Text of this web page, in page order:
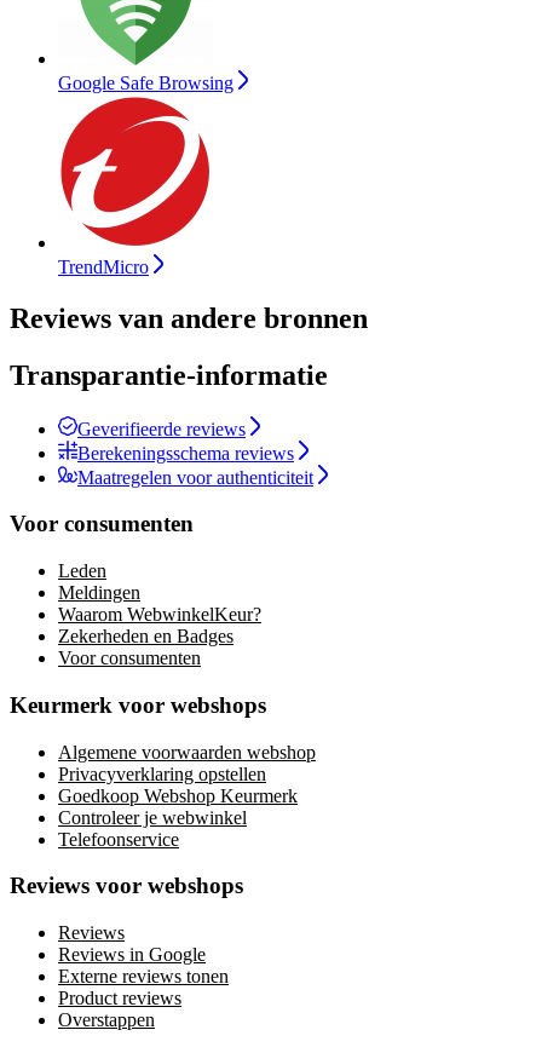
Google Safe Browsing
TrendMicro
Reviews van andere bronnen
Transparantie-informatie
Geverifieerde reviews
Berekeningsschema reviews
Maatregelen voor authenticiteit
Voor consumenten
Leden
Meldingen
Waarom WebwinkelKeur?
Zekerheden en Badges
Voor consumenten
Keurmerk voor webshops
Algemene voorwaarden webshop
Privacyverklaring opstellen
Goedkoop Webshop Keurmerk
Controleer je webwinkel
Telefoonservice
Reviews voor webshops
Reviews
Reviews in Google
Externe reviews tonen
Product reviews
Overstappen